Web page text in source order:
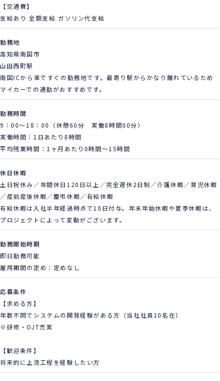
【交通費】
支給あり 全額支給 ガソリン代支給
勤務地
高知県南国市
山田西町駅
南国ICから車ですぐの勤務地です。最寄り駅からかなり離れているため
マイカーでの通勤がおすすめです。
勤務時間
9：00～18：00（休憩60分 実働8時間00分）
実働時間：1日あたり8時間
平均残業時間：1ヶ月あたり0時間～15時間
休日休暇
土日祝休み／年間休日120日以上／完全週休2日制／介護休暇／育児休暇
／産前産後休暇／慶弔休暇／有給休暇
有給休暇は入社半年経過時点で10日付与。年末年始休暇や夏季休暇は、
プロジェクトによって変動がございます。
勤務開始時期
即日勤務可能
雇用期間の定め：定めなし
応募条件
【求める方】
年数不問でシステムの開発経験がある方（当社社員10名在）
※研修・OJT充実
【歓迎条件】
将来的に上流工程を経験したい方